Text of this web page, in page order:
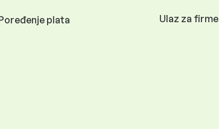
plata Ulaz za firme